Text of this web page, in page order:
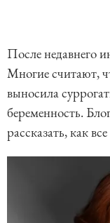
После недавнего
Многие считают,
выносила
беременность.
рассказать, как